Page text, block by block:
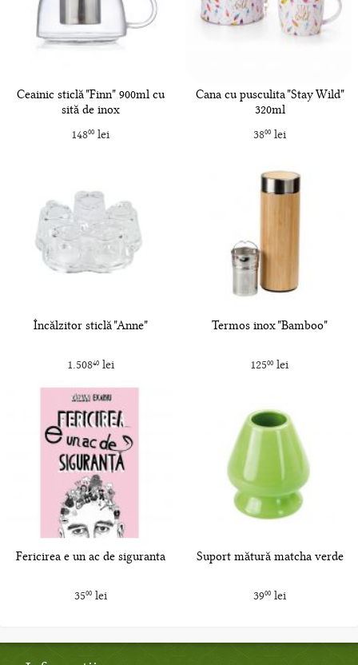
Ceainic sticlă "Finn" 900ml cu
sită de inox
14800 lei
Cana cu pusculita "Stay Wild"
320ml
3800lei
Încălzitor sticlă "Anne"
1.50840lei
Termos inox "Bamboo"
12500 lei
Fericirea e un ac de siguranta
3500lei
Suport mătură matcha verde
3900lei